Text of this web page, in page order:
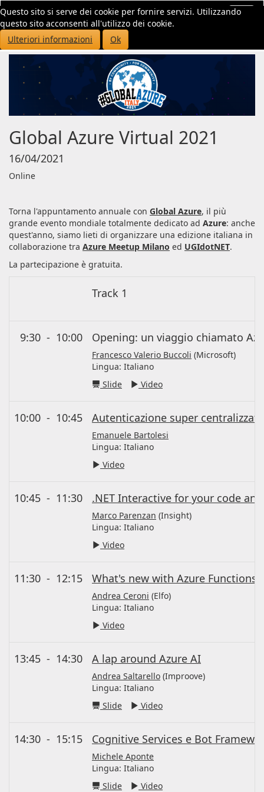
Questo sito si serve dei cookie per fornire servizi. Utilizzando
questo sito acconsenti all'utilizzo dei cookie.
Ulteriori informazioni
Ok
Global Azure Virtual 2021
16/04/2021
Online
Torna l'appuntamento annuale con Global Azure, il più
grande evento mondiale totalmente dedicato ad Azure: anche
quest'anno, siamo lieti di organizzare una edizione italiana in
collaborazione tra Azure Meetup Milano ed UGIdotNET.
La partecipazione è gratuita.
Track 1
9:30 - 10:00 Opening: un viaggio chiamato
Francesco Valerio Buccoli (Microsoft)
Lingua: Italiano
Slide
Video
10:00 - 10:45 Autenticazione super
Emanuele Bartolesi
Lingua: Italiano
Video
10:45 - 11:30 .NET Interactive for your code
Marco Parenzan (Insight)
Lingua: Italiano
Video
11:30 - 12:15 What's new with Azure Functions
Andrea Ceroni (Elfo)
Lingua: Italiano
Video
13:45 - 14:30 A lap around Azure AI
Andrea Saltarello (Improove)
Lingua: Italiano
Slide
Video
14:30 - 15:15 Cognitive Services e Bot
Michele Aponte
Lingua: Italiano
Slide
Video